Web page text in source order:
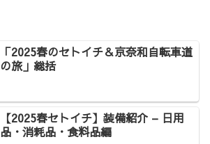
「2025春のセトイチ＆京奈和自転車道
の旅」総括
【2025春セトイチ】装備紹介 – 日用
品・消耗品・食料品編